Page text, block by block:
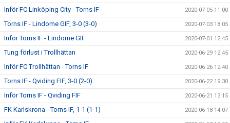
Inför FC Linköping City - Torns IF 2020-07-05 11:00
Torns IF - Lindome GIF, 3-0 (3-0) 2020-07-03 18:05
Inför Torns IF - Lindome GIF 2020-07-01 12:45
Tung förlust i Trollhättan 2020-06-29 12:45
Inför FC Trollhättan - Torns IF 2020-06-26 12:40
Torns IF - Qviding FIF, 3-0 (2-0) 2020-06-22 19:30
Inför Torns IF - Qviding FIF 2020-06-21 13:15
FK Karlskrona - Torns IF, 1-1 (1-1) 2020-06-18 14:07